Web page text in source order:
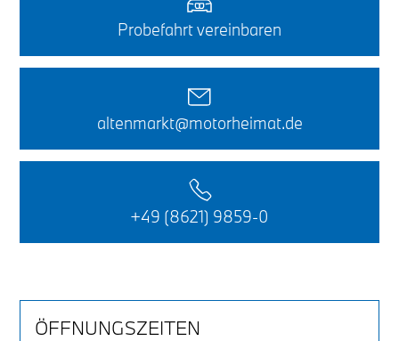
Probefahrt vereinbaren
altenmarkt@motorheimat.de
+49 (8621) 9859-0
ÖFFNUNGSZEITEN